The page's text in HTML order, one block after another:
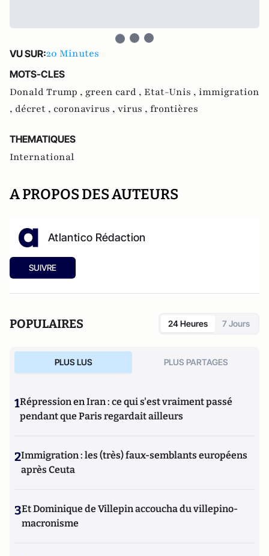
VU SUR:20 Minutes
MOTS-CLES
Donald Trump , green card , Etat-Unis , immigration
, décret , coronavirus , virus , frontières
THEMATIQUES
International
A PROPOS DES AUTEURS
Atlantico Rédaction
SUIVRE
POPULAIRES 24 Heures 7 Jours
PLUS LUS PLUS PARTAGES
1Répression en Iran : ce qui s'est vraiment passé
pendant que Paris regardait ailleurs
2Immigration : les (très) faux-semblants européens
après Ceuta
3Et Dominique de Villepin accoucha du villepino-
macronisme